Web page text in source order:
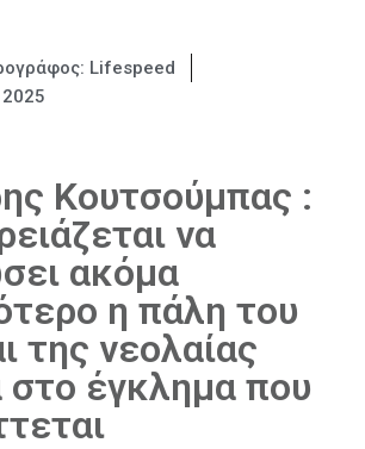
Lifespeed
Κουτσούμπας :
να
ακόμα
η πάλη του
της νεολαίας
στο έγκλημα που